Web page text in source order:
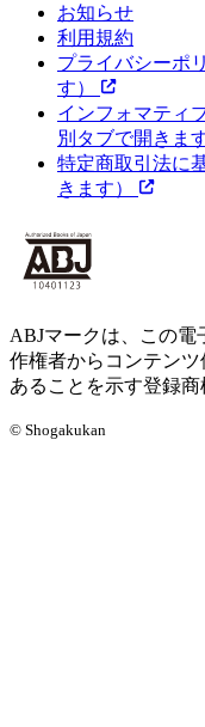
お知らせ
利用規約
プライバシーポ
す）
インフォマティ
別タブで開きます
特定商取引法に
きます）
ABJマークは、この電
作権者からコンテン
あることを示す登録商
© Shogakukan